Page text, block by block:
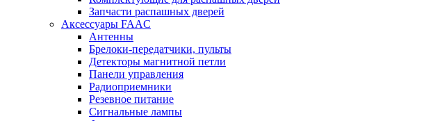
Запчасти распашных дверей
Аксессуары FAAC
Антенны
Брелоки-передатчики, пульты
Детекторы магнитной петли
Панели управления
Радиоприемники
Резевное питание
Сигнальные лампы